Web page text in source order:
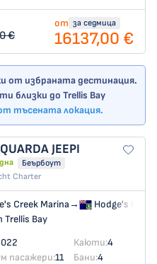
€
от за седмица
16137,00 €
от избраната дестинация.
близки до Trellis Bay
тъсената локация.
QUARDA JEEPI
Беърбоут
Charter
Creek Marina→
Hodge's
Trellis Bay
Каюти:4
пасажери:11 Бани:4